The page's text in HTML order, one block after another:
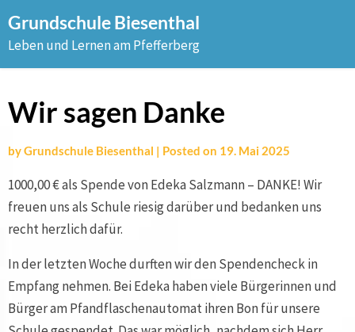
to
content
Grundschule Biesenthal
Leben und Lernen am Pfefferberg
Wir sagen Danke
byGrundschule Biesenthal | Posted on 19. Mai 2025
1000,00 € als Spende von Edeka Salzmann – DANKE! Wir
freuen uns als Schule riesig darüber und bedanken uns
recht herzlich dafür.
In der letzten Woche durften wir den Spendencheck in
Empfang nehmen. Bei Edeka haben viele Bürgerinnen und
Bürger am Pfandflaschenautomat ihren Bon für unsere